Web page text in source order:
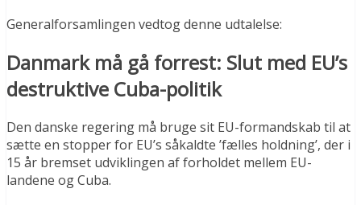
Generalforsamlingen vedtog denne udtalelse:
Danmark må gå forrest: Slut med EU’s
destruktive Cuba-politik
Den danske regering må bruge sit EU-formandskab til at
sætte en stopper for EU’s såkaldte ’fælles holdning’, der i
15 år bremset udviklingen af forholdet mellem EU-
landene og Cuba.